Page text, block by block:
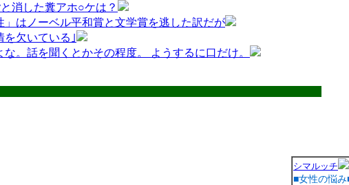
消した糞アホ○ケは？
はノーベル平和賞と文学賞を逃した訳だが
欠いている｣
。話を聞くとかその程度。 ようするに口だけ。
シマルッチ
■女性の悩み